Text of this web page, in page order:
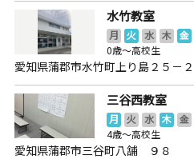
水竹教室
月 火 水 木 金
0歳～高校生
愛知県蒲郡市水竹町上り島２５－
三谷西教室
月 火 水 木 金
4歳～高校生
愛知県蒲郡市三谷町八舗 ９８